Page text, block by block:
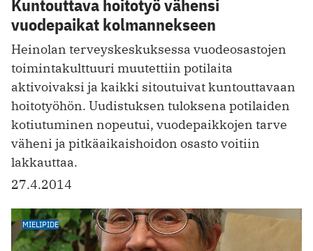
Kuntouttava hoitotyö vähensi
vuodepaikat kolmannekseen
Heinolan terveyskeskuksessa vuodeosastojen
toimintakulttuuri muutettiin potilaita
aktivoivaksi ja kaikki sitoutuivat kuntouttavaan
hoitotyöhön. Uudistuksen tuloksena potilaiden
kotiutuminen nopeutui, vuodepaikkojen tarve
väheni ja pitkäaikaishoidon osasto voitiin
lakkauttaa.
27.4.2014
MIELIPIDE